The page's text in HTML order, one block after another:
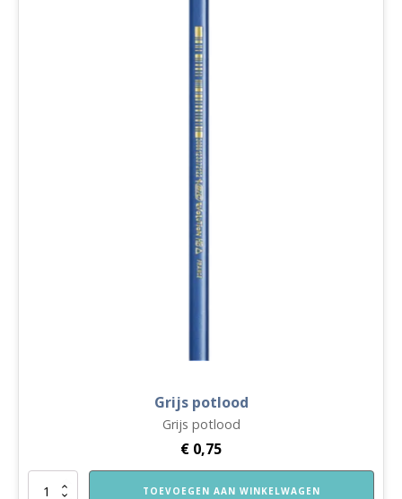
Grijs potlood
Grijs potlood
€ 0,75
Grijs
TOEVOEGEN AAN WINKELWAGEN